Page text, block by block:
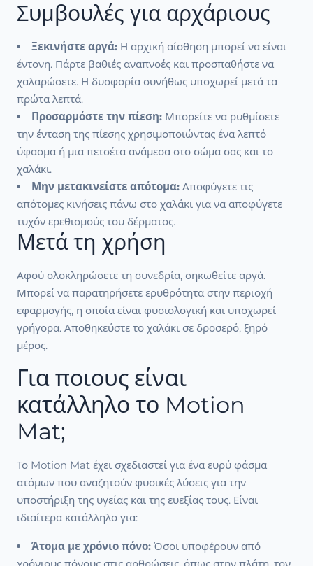
Συμβουλές για αρχάριους
Ξεκινήστε αργά: Η αρχική αίσθηση μπορεί να είναι
έντονη. Πάρτε βαθιές αναπνοές και προσπαθήστε να
χαλαρώσετε. Η δυσφορία συνήθως υποχωρεί μετά τα
πρώτα λεπτά.
Προσαρμόστε την πίεση: Μπορείτε να ρυθμίσετε
την ένταση της πίεσης χρησιμοποιώντας ένα λεπτό
ύφασμα ή μια πετσέτα ανάμεσα στο σώμα σας και το
χαλάκι.
Μην μετακινείστε απότομα: Αποφύγετε τις
απότομες κινήσεις πάνω στο χαλάκι για να αποφύγετε
τυχόν ερεθισμούς του δέρματος.
Μετά τη χρήση
Αφού ολοκληρώσετε τη συνεδρία, σηκωθείτε αργά.
Μπορεί να παρατηρήσετε ερυθρότητα στην περιοχή
εφαρμογής, η οποία είναι φυσιολογική και υποχωρεί
γρήγορα. Αποθηκεύστε το χαλάκι σε δροσερό, ξηρό
μέρος.
Για ποιους είναι
κατάλληλο το Motion
Mat;
Το Motion Mat έχει σχεδιαστεί για ένα ευρύ φάσμα
ατόμων που αναζητούν φυσικές λύσεις για την
υποστήριξη της υγείας και της ευεξίας τους. Είναι
ιδιαίτερα κατάλληλο για:
Άτομα με χρόνιο πόνο: Όσοι υποφέρουν από